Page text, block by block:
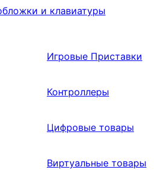
и клавиатуры
Игровые Приставки
Контроллеры
Цифровые товары
Виртуальные товары